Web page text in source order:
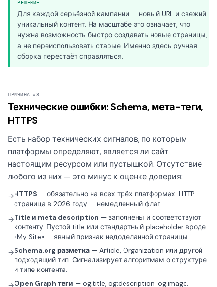
РЕШЕНИЕ
Для каждой серьёзной кампании — новый URL и свежий
уникальный контент. На масштабе это означает, что
нужна возможность быстро создавать новые страницы,
а не переиспользовать старые. Именно здесь ручная
сборка перестаёт справляться.
ПРИЧИНА #8
Технические ошибки: Schema, мета-теги,
HTTPS
Есть набор технических сигналов, по которым
платформы определяют, является ли сайт
настоящим ресурсом или пустышкой. Отсутствие
любого из них — это минус к оценке доверия:
→HTTPS — обязательно на всех трёх платформах. HTTP-
страница в 2026 году — немедленный флаг.
→Title и meta description — заполнены и соответствуют
контенту. Пустой title или стандартный placeholder вроде
«My Site» — явный признак недоделанной страницы.
→Schema.org разметка — Article, Organization или другой
подходящий тип. Сигнализирует алгоритмам о структуре
и типе контента.
→Open Graph теги — og:title, og:description, og:image.